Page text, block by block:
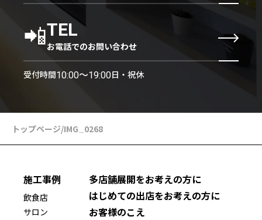
📲TEL
お電話でのお問い合わせ
受付時間10:00〜19:00日・祝休
トップページ/IMG_0268
施工事例
飲食店
サロン
多店舗展開をお考えの方に
はじめての出店をお考えの方に
お客様のこえ